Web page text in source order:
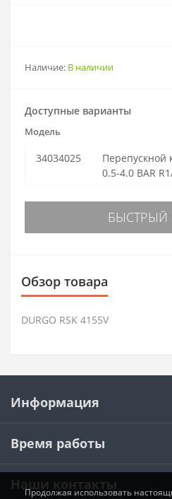
Наличие: В наличии
Доступные варианты
Модель
34034025
Перепускной
0.5-4.0 BAR
БЫСТРЫЙ
Обзор товара
DURGO RSK 4155V
Информация
Время работы
Наши контакты
Продолжая использовать